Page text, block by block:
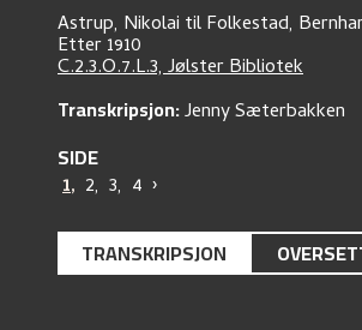
Astrup, Nikolai tilFolkestad,
Etter 1910
C.2.3.O.7.L.3, Jølster Bibliotek
Transkripsjon:Jenny Sæterbakken
SIDE
1, 2, 3, 4 ›
TRANSKRIPSJON